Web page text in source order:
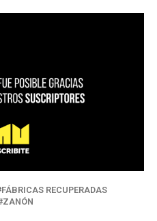
FÁBRICAS RECUPERADAS
ZANÓN